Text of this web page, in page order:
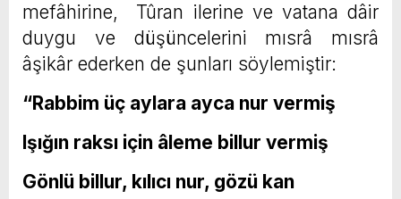
mefâhirine, Tûran ilerine ve vatana dâir
duygu ve düşüncelerini mısrâ mısrâ
âşikâr ederken de şunları söylemiştir:
“Rabbim üç aylara ayca nur vermiş
Işığın raksı için âleme billur vermiş
Gönlü billur, kılıcı nur, gözü kan